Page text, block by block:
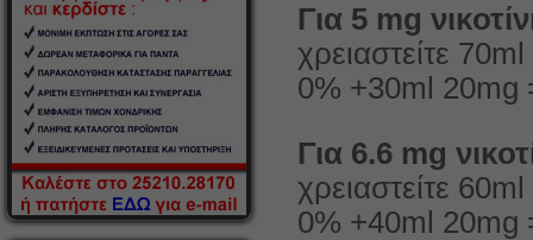
Για 5 mg
χρειαστείτε
0% +30ml 20mg
Για 6.6 mg
χρειαστείτε
0% +40ml 20mg